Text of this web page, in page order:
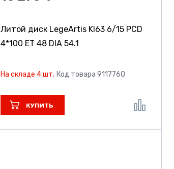
Литой диск LegeArtis KI63 6/15 PCD
4*100 ET 48 DIA 54.1
На складе 4 шт. Код товара 9117760
КУПИТЬ